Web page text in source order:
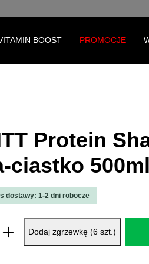
BOOST PROMOCJE
Protein
ciastko 500ml
dostawy: 1-2 dni robocze
Wprowadź
Dodaj zgrzewkę (6 szt.)